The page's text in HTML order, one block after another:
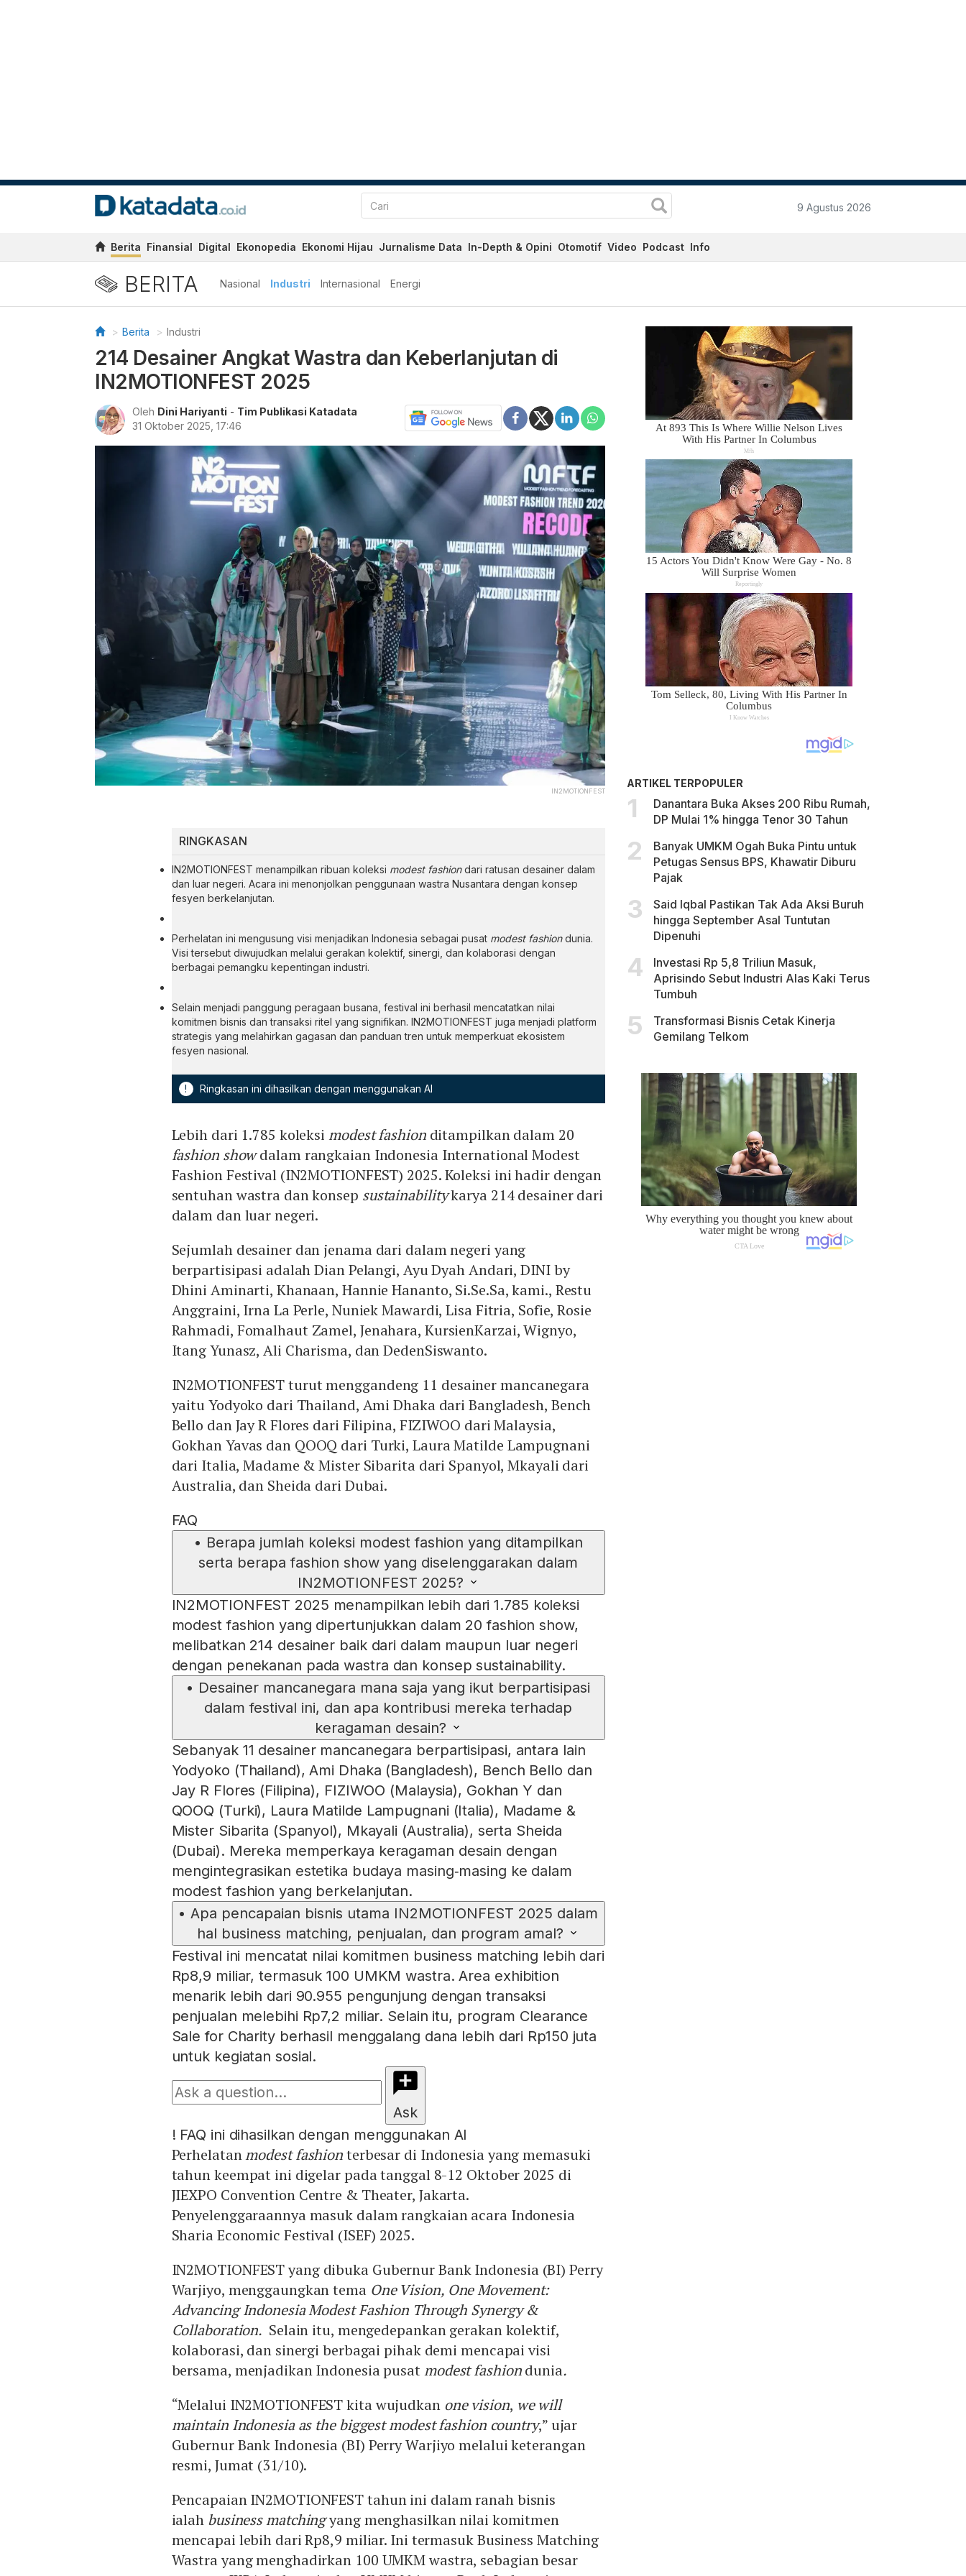
9 Agustus 2026
Berita Finansial Digital Ekonopedia Ekonomi Hijau Jurnalisme Data In-Depth & Opini Otomotif Video Podcast Info
BERITA Nasional Industri Internasional Energi
Berita Industri
214 Desainer Angkat Wastra dan Keberlanjutan di
IN2MOTIONFEST 2025
Oleh Dini Hariyanti - Tim Publikasi Katadata
31 Oktober 2025, 17:46
IN2MOTIONFEST
RINGKASAN
IN2MOTIONFEST menampilkan ribuan koleksi modest fashiondari ratusan desainer dalam
dan luar negeri. Acara ini menonjolkan penggunaan wastra Nusantara dengan konsep
fesyen berkelanjutan.
Perhelatan ini mengusung visi menjadikan Indonesia sebagai pusat modest fashiondunia.
Visi tersebut diwujudkan melalui gerakan kolektif, sinergi, dan kolaborasi dengan
berbagai pemangku kepentingan industri.
Selain menjadi panggung peragaan busana, festival ini berhasil mencatatkan nilai
komitmen bisnis dan transaksi ritel yang signifikan. IN2MOTIONFEST juga menjadi platform
strategis yang melahirkan gagasan dan panduan tren untuk memperkuat ekosistem
fesyen nasional.
! Ringkasan ini dihasilkan dengan menggunakan AI
Lebih dari 1.785 koleksi modest fashionditampilkan dalam 20
fashion showdalam rangkaian Indonesia International Modest
Fashion Festival (IN2MOTIONFEST) 2025. Koleksi ini hadir dengan
sentuhan wastra dan konsep sustainabilitykarya 214 desainer dari
dalam dan luar negeri.
Sejumlah desainer dan jenama dari dalam negeri yang
berpartisipasi adalah Dian Pelangi, Ayu Dyah Andari, DINI by
Dhini Aminarti, Khanaan, Hannie Hananto, Si.Se.Sa, kami., Restu
Anggraini, Irna La Perle, Nuniek Mawardi, Lisa Fitria, Sofie, Rosie
Rahmadi, Fomalhaut Zamel, Jenahara, KursienKarzai, Wignyo,
Itang Yunasz, Ali Charisma, dan DedenSiswanto.
IN2MOTIONFEST turut menggandeng 11 desainer mancanegara
yaitu Yodyoko dari Thailand, Ami Dhaka dari Bangladesh, Bench
Bello dan Jay R Flores dari Filipina, FIZIWOO dari Malaysia,
Gokhan Yavas dan QOOQ dari Turki, Laura Matilde Lampugnani
dari Italia, Madame & Mister Sibarita dari Spanyol, Mkayali dari
Australia, dan Sheida dari Dubai.
FAQ
• Berapa jumlah koleksi modest fashion yang ditampilkan
serta berapa fashion show yang diselenggarakan dalam
IN2MOTIONFEST 2025?
IN2MOTIONFEST 2025 menampilkan lebih dari 1.785 koleksi
modest fashion yang dipertunjukkan dalam 20 fashion show,
melibatkan 214 desainer baik dari dalam maupun luar negeri
dengan penekanan pada wastra dan konsep sustainability.
• Desainer mancanegara mana saja yang ikut berpartisipasi
dalam festival ini, dan apa kontribusi mereka terhadap
keragaman desain?
Sebanyak 11 desainer mancanegara berpartisipasi, antara lain
Yodyoko (Thailand), Ami Dhaka (Bangladesh), Bench Bello dan
Jay R Flores (Filipina), FIZIWOO (Malaysia), Gokhan Y dan
QOOQ (Turki), Laura Matilde Lampugnani (Italia), Madame &
Mister Sibarita (Spanyol), Mkayali (Australia), serta Sheida
(Dubai). Mereka memperkaya keragaman desain dengan
mengintegrasikan estetika budaya masing‑masing ke dalam
modest fashion yang berkelanjutan.
• Apa pencapaian bisnis utama IN2MOTIONFEST 2025 dalam
hal business matching, penjualan, dan program amal?
Festival ini mencatat nilai komitmen business matching lebih dari
Rp8,9 miliar, termasuk 100 UMKM wastra. Area exhibition
menarik lebih dari 90.955 pengunjung dengan transaksi
penjualan melebihi Rp7,2 miliar. Selain itu, program Clearance
Sale for Charity berhasil menggalang dana lebih dari Rp150 juta
untuk kegiatan sosial.
Ask
! FAQ ini dihasilkan dengan menggunakan AI
Perhelatanmodest fashionterbesar di Indonesia yang memasuki
tahun keempat ini digelar pada tanggal 8-12 Oktober 2025 di
JIEXPO Convention Centre & Theater, Jakarta.
Penyelenggaraannya masuk dalam rangkaian acara Indonesia
Sharia Economic Festival (ISEF) 2025.
IN2MOTIONFEST yang dibuka Gubernur Bank Indonesia (BI) Perry
Warjiyo, menggaungkan tema One Vision, One Movement:
Advancing Indonesia Modest Fashion Through Synergy &
Collaboration. Selain itu, mengedepankan gerakan kolektif,
kolaborasi, dan sinergi berbagai pihak demi mencapai visi
bersama, menjadikan Indonesia pusatmodest fashiondunia.
“Melalui IN2MOTIONFEST kita wujudkan one vision, we will
maintain Indonesia as the biggest modest fashion country,” ujar
Gubernur Bank Indonesia (BI) Perry Warjiyo melalui keterangan
resmi, Jumat (31/10).
Pencapaian IN2MOTIONFEST tahun ini dalam ranah bisnis
ialah business matchingyang menghasilkan nilai komitmen
mencapai lebih dari Rp8,9 miliar. Ini termasuk Business Matching
Wastra yang menghadirkan 100 UMKM wastra, sebagian besar
ARTIKEL TERPOPULER
Danantara Buka Akses 200 Ribu Rumah,
DP Mulai 1% hingga Tenor 30 Tahun
Banyak UMKM Ogah Buka Pintu untuk
Petugas Sensus BPS, Khawatir Diburu
Pajak
Said Iqbal Pastikan Tak Ada Aksi Buruh
hingga September Asal Tuntutan
Dipenuhi
Investasi Rp 5,8 Triliun Masuk,
Aprisindo Sebut Industri Alas Kaki Terus
Tumbuh
Transformasi Bisnis Cetak Kinerja
Gemilang Telkom